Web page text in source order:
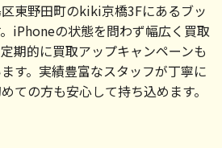
東野田町のkiki京橋3Fにあるブッ
iPhoneの状態を問わず幅広く買取
期的に買取アップキャンペーンも
す。実績豊富なスタッフが丁寧に
ての方も安心して持ち込めます。